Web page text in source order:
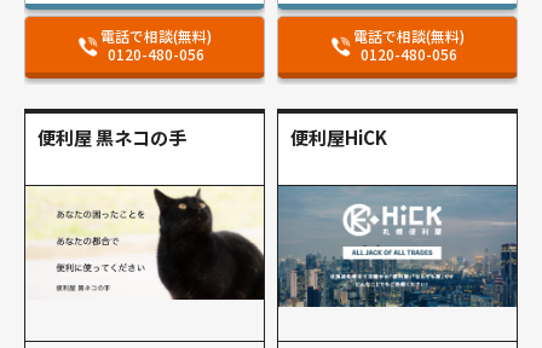
電話で相談(無料)
0120-480-056
電話で相談(無料)
0120-480-056
便利屋 黒ネコの手 便利屋HiCK